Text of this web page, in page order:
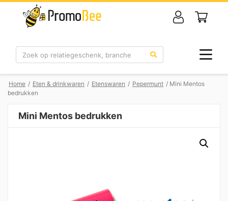
Zoek
Home / Eten & drinkwaren / Etenswaren / Pepermunt / Mini Mentos
bedrukken
Mini Mentos bedrukken